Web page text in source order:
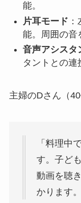
能。
片耳モード
能。周囲の音
音声アシスタ
タントとの連
主婦のDさん（
「料理中
す。子ど
動画を聴
かります。